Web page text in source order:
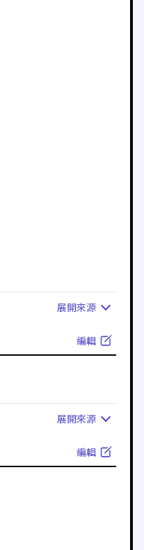
展開來源
編輯
展開來源
編輯